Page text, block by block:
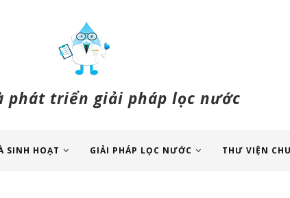
phát triển giải pháp lọc nước
SINH HOẠT GIẢI PHÁP LỌC NƯỚC THƯ VIỆN